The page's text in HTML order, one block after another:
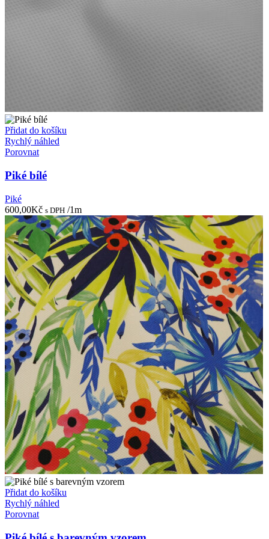
Přidat do košíku
Rychlý náhled
Porovnat
Piké bílé
Piké
600,00Kč s DPH /1m
Přidat do košíku
Rychlý náhled
Porovnat